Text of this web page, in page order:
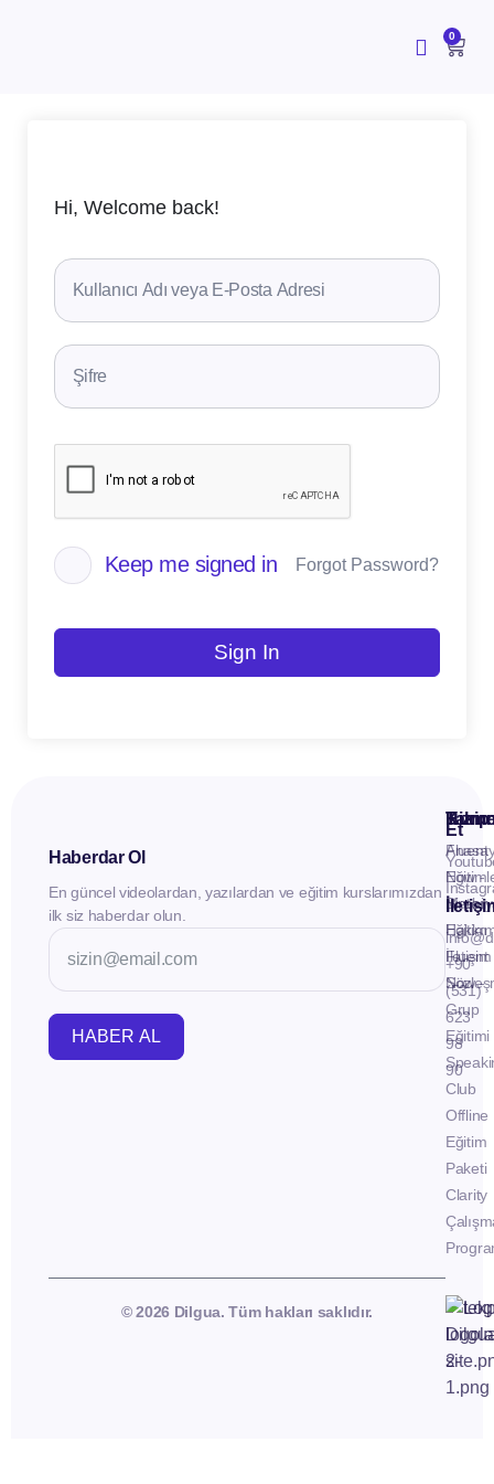
0
Hi, Welcome back!
Keep me signed in Forgot Password?
Sign In
Haberdar Ol
En güncel videolardan, yazılardan ve eğitim kurslarımızdan
ilk siz haberdar olun.
HABER AL
İletişim
Fluent
Now -
Birebir
Eğitim
Fluent
Now -
Grup
Eğitimi
Club
Offline
Eğitim
Paketi
Clarity
Takip
Et
+90
(531)
623
98
90
© 2026 Dilgua. Tüm hakları saklıdır.